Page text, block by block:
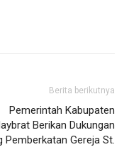
Berita berikutnya
Pemerintah Kabupaten
Berikan Dukungan
Pemberkatan Gereja St.